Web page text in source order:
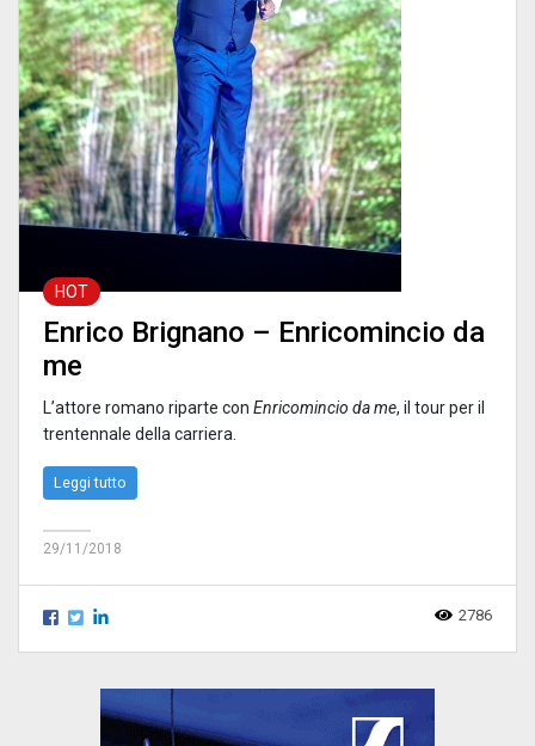
HOT
Enrico Brignano – Enricomincio da
me
L’attore romano riparte con Enricomincio da me, il tour per il
trentennale della carriera.
Leggi tutto
29/11/2018
2786